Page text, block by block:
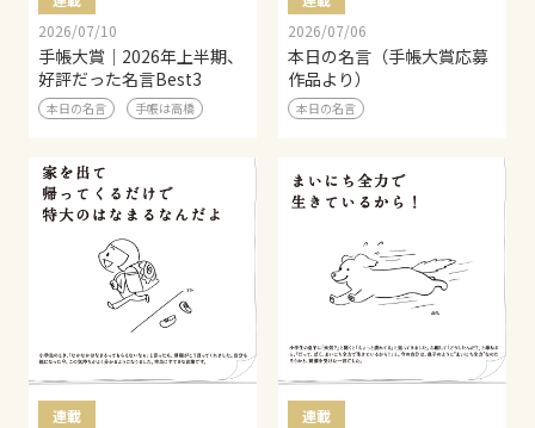
2026/07/10
手帳大賞｜2026年上半期、
好評だった名言Best3
本日の名言 手帳は高橋
2026/07/06
本日の名言（手帳大賞応募
作品より）
本日の名言
連載
連載